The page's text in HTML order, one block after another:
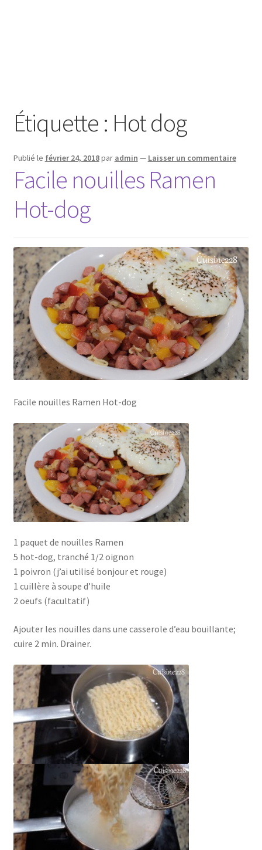
Étiquette : Hot dog
Publié le février 24, 2018par admin — Laisser un commentaire
Facile nouilles Ramen
Hot-dog
Facile nouilles Ramen Hot-dog
1 paquet de nouilles Ramen
5 hot-dog, tranché 1/2 oignon
1 poivron (j’ai utilisé bonjour et rouge)
1 cuillère à soupe d’huile
2 oeufs (facultatif)
Ajouter les nouilles dans une casserole d’eau bouillante;
cuire 2 min. Drainer.